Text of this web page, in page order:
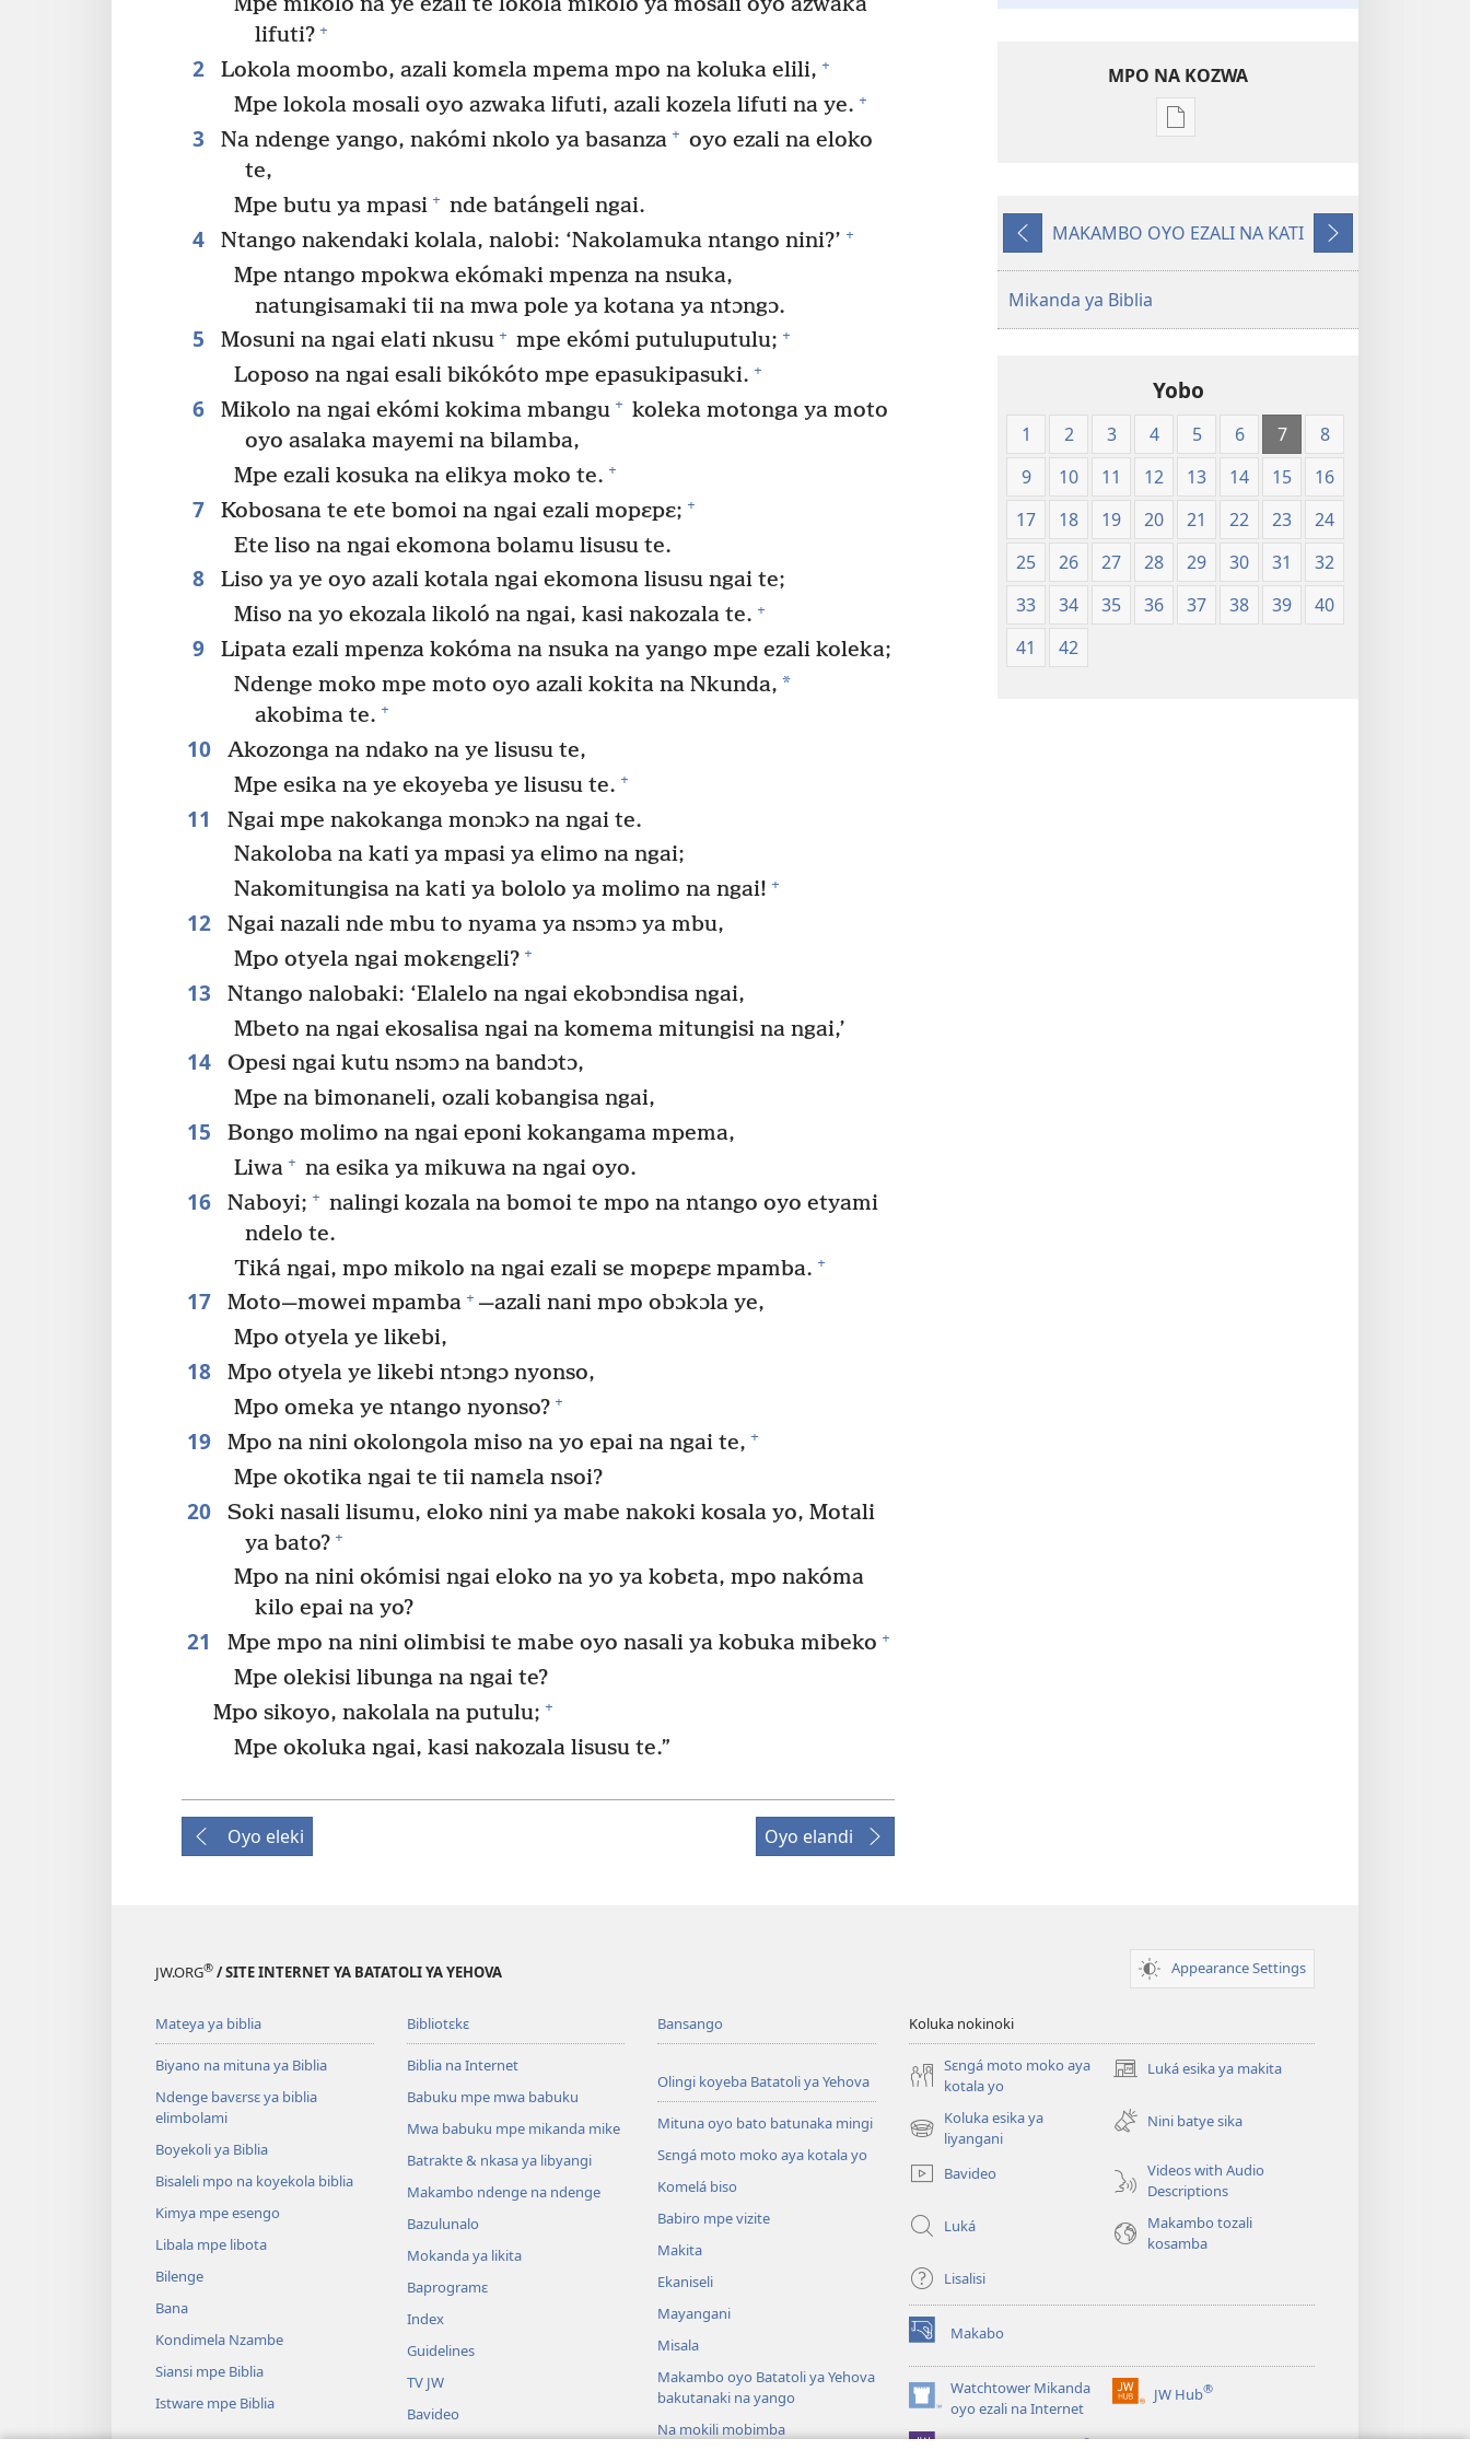
Mpe mikolo na ye ezali te lokola mikolo ya mosali oyo azwaka
lifuti? +
2 Lokola moombo, azali komɛla mpema mpo na koluka elili, +
Mpe lokola mosali oyo azwaka lifuti, azali kozela lifuti na ye. +
3 Na ndenge yango, nakómi nkolo ya basanza + oyo ezali na eloko
te,
Mpe butu ya mpasi + nde batángeli ngai.
4 Ntango nakendaki kolala, nalobi: ‘Nakolamuka ntango nini?’ +
Mpe ntango mpokwa ekómaki mpenza na nsuka,
natungisamaki tii na mwa pole ya kotana ya ntɔngɔ.
5 Mosuni na ngai elati nkusu + mpe ekómi putuluputulu; +
Loposo na ngai esali bikókóto mpe epasukipasuki. +
6 Mikolo na ngai ekómi kokima mbangu + koleka motonga ya moto
oyo asalaka mayemi na bilamba,
Mpe ezali kosuka na elikya moko te. +
7 Kobosana te ete bomoi na ngai ezali mopɛpɛ; +
Ete liso na ngai ekomona bolamu lisusu te.
8
Liso ya ye oyo azali kotala ngai ekomona lisusu ngai te;
Miso na yo ekozala likoló na ngai, kasi nakozala te. +
9
Lipata ezali mpenza kokóma na nsuka na yango mpe ezali koleka;
Ndenge moko mpe moto oyo azali kokita na Nkunda, *
akobima te. +
10
Akozonga na ndako na ye lisusu te,
Mpe esika na ye ekoyeba ye lisusu te. +
11
Ngai mpe nakokanga monɔkɔ na ngai te.
Nakoloba na kati ya mpasi ya elimo na ngai;
Nakomitungisa na kati ya bololo ya molimo na ngai! +
12
Ngai nazali nde mbu to nyama ya nsɔmɔ ya mbu,
Mpo otyela ngai mokɛngɛli? +
13
Ntango nalobaki: ‘Elalelo na ngai ekobɔndisa ngai,
Mbeto na ngai ekosalisa ngai na komema mitungisi na ngai,’
14
Opesi ngai kutu nsɔmɔ na bandɔtɔ,
Mpe na bimonaneli, ozali kobangisa ngai,
15
Bongo molimo na ngai eponi kokangama mpema,
Liwa + na esika ya mikuwa na ngai oyo.
16 Naboyi; + nalingi kozala na bomoi te mpo na ntango oyo etyami
ndelo te.
Tiká ngai, mpo mikolo na ngai ezali se mopɛpɛ mpamba. +
17 Moto—mowei mpamba + —azali nani mpo obɔkɔla ye,
Mpo otyela ye likebi,
18
Mpo otyela ye likebi ntɔngɔ nyonso,
Mpo omeka ye ntango nyonso? +
19 Mpo na nini okolongola miso na yo epai na ngai te, +
Mpe okotika ngai te tii namɛla nsoi?
20
Soki nasali lisumu, eloko nini ya mabe nakoki kosala yo, Motali
ya bato? +
Mpo na nini okómisi ngai eloko na yo ya kobɛta, mpo nakóma
kilo epai na yo?
21 Mpe mpo na nini olimbisi te mabe oyo nasali ya kobuka mibeko +
Mpe olekisi libunga na ngai te?
Mpo sikoyo, nakolala na putulu; +
Mpe okoluka ngai, kasi nakozala lisusu te.”
Oyo eleki Oyo elandi
MPO NA KOZWA
Ndenge
New
Scriptures
(Softcover
Edition)
Oyo
eleki
MAKAMBO OYO EZALI NA KATI
Oyo
elandi
Mikanda ya Biblia
Yobo
1 2 3 4 5 6 7
8
9
10 11 12 13 14 15
16
17
18 19 20 21 22 23
24
25
26 27 28 29 30 31
32
33
34 35 36 37 38 39
40
41
42
JW.ORG® / SITE INTERNET YA BATATOLI YA YEHOVA Appearance Settings
Mateya ya biblia
Biyano na mituna ya Biblia
Ndenge bavɛrsɛ ya biblia
elimbolami
Boyekoli ya Biblia
Bisaleli mpo na koyekola biblia
Kimya mpe esengo
Libala mpe libota
Bilenge
Bana
Kondimela Nzambe
Siansi mpe Biblia
Istware mpe Biblia
Bibliotɛkɛ
Biblia na Internet
Babuku mpe mwa babuku
Mwa babuku mpe mikanda mike
Batrakte & nkasa ya libyangi
Makambo ndenge na ndenge
Bazulunalo
Mokanda ya likita
Baprogramɛ
Index
Guidelines
TV JW
Bavideo
Miziki
Bansango
Olingi koyeba Batatoli ya Yehova
Mituna oyo bato batunaka mingi
Sɛngá moto moko aya kotala yo
Komelá biso
Babiro mpe vizite
Makita
Ekaniseli
Mayangani
Misala
Makambo oyo Batatoli ya Yehova
bakutanaki na yango
Na mokili mobimba
Koluka nokinoki
Sɛngá moto moko aya
kotala yo
Luká esika ya makita
(fungolá
mosusu)
Koluka esika ya
liyangani
(fungolá
mosusu)
Nini batye sika
Bavideo
Videos with Audio
Descriptions
Luká
Makambo tozali
kosamba
Lisalisi
Makabo
(fungolá
fenɛtrɛ
mosusu)Watchtower Mikanda
oyo ezali na Internet
(fungolá
fenɛtrɛ
JW Hub®
(fungolá
mosusu)
®